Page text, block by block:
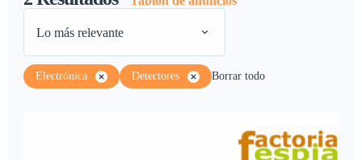
Lo más relevante
Electrónica Detectores Borrar todo